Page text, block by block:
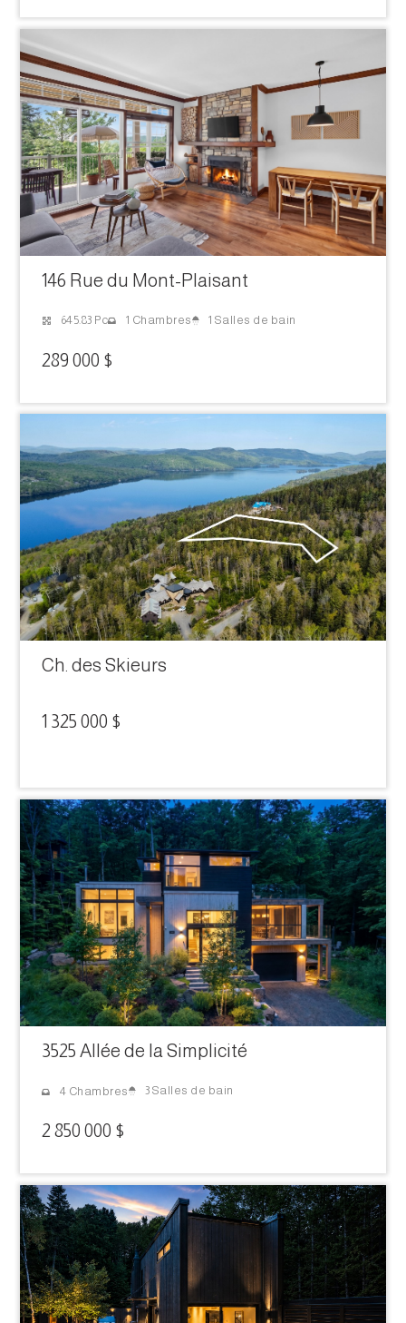
146 Rue du Mont-Plaisant
645.83 Pc 1 Chambres 1 Salles de bain
289 000 $
Ch. des Skieurs
1 325 000 $
3525 Allée de la Simplicité
4 Chambres 3 Salles de bain
2 850 000 $